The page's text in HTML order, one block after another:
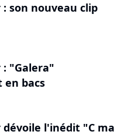
: son nouveau clip
: "Galera"
en bacs
dévoile l'inédit "C ma